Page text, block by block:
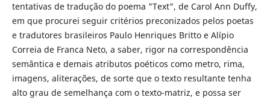
tentativas de tradução do poema "Text", de Carol Ann Duffy,
em que procurei seguir critérios preconizados pelos poetas
e tradutores brasileiros Paulo Henriques Britto e Alípio
Correia de Franca Neto, a saber, rigor na correspondência
semântica e demais atributos poéticos como metro, rima,
imagens, aliterações, de sorte que o texto resultante tenha
alto grau de semelhança com o texto-matriz, e possa ser